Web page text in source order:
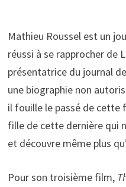
Mathieu Roussel est un
réussi à se rapprocher de
présentatrice du journal
une biographie non
il fouille le passé de cette
fille de cette dernière qui
et découvre même plus
Pour son troisième film,